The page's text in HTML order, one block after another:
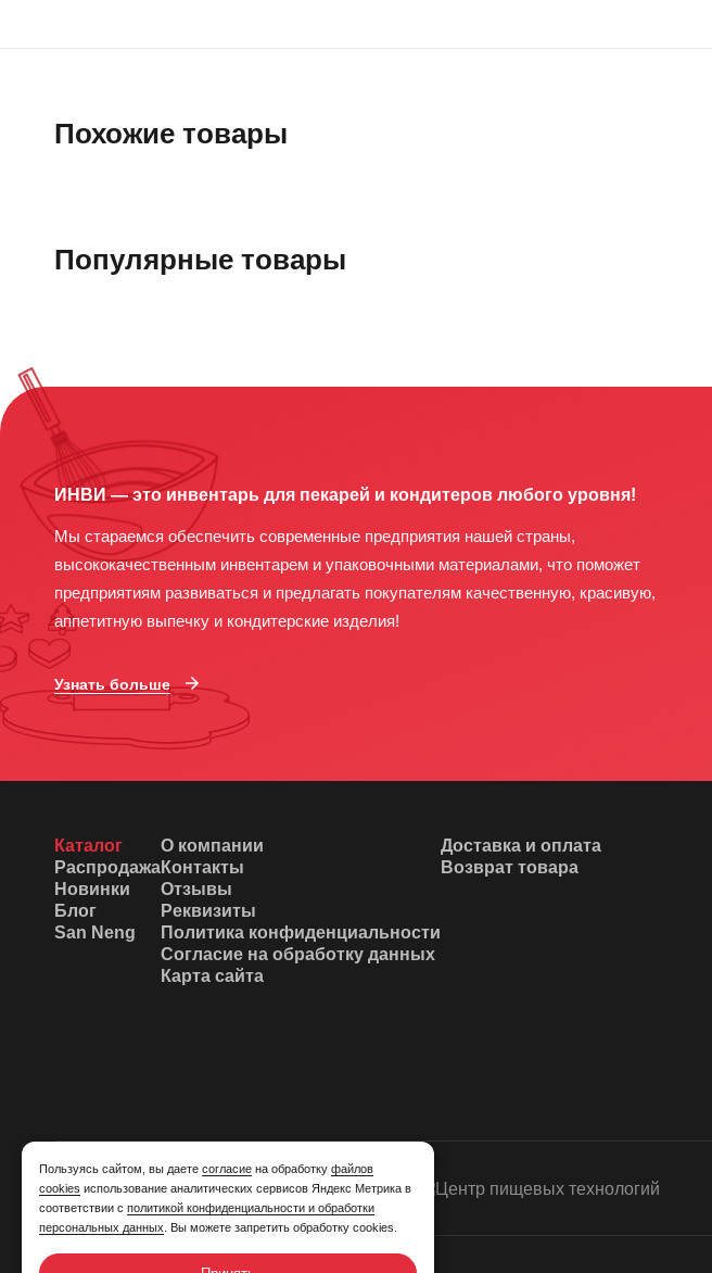
Похожие товары
Популярные товары
ИНВИ — это инвентарь для пекарей и кондитеров любого уровня!
Мы стараемся обеспечить современные предприятия нашей страны,
высококачественным инвентарем и упаковочными материалами, что поможет
предприятиям развиваться и предлагать покупателям качественную, красивую,
аппетитную выпечку и кондитерские изделия!
Узнать больше
Каталог
Распродажа
Новинки
Блог
San Neng
О компании
Контакты
Отзывы
Реквизиты
Политика конфиденциальности
Согласие на обработку данных
Карта сайта
Доставка и оплата
Возврат товара
Пользуясь сайтом, вы даете согласие на обработку файлов
cookies использование аналитических сервисов Яндекс Метрика в
соответствии с политикой конфиденциальности и обработки
персональных данных . Вы можете запретить обработку cookies.